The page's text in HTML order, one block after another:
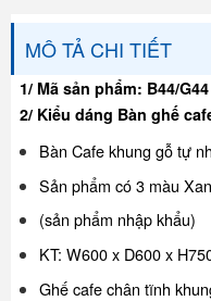
MÔ TẢ CHI TIẾT
1/ Mã sản phẩm: B44/G44
2/ Kiểu dáng Bàn ghế
Bàn Cafe khung gỗ tự
Sản phẩm có 3 màu
(sản phẩm nhập khẩu)
KT: W600 x D600 x
Ghế cafe chân tĩnh